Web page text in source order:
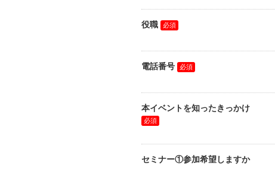
役職
電話番号
本イベントを知ったきっかけ
セミナー①参加希望しますか